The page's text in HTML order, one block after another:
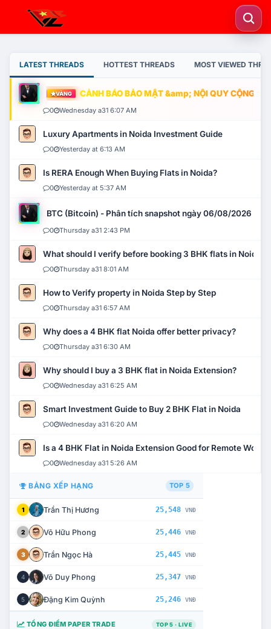
LATEST THREADS HOTTEST THREADS MOST VIEWED
VÀNG CẢNH BÁO BẢO MẬT &amp; NỘI QUY CỘNG
0 Wednesday a31 6:07 AM
Luxury Apartments in Noida Investment Guide
0 Yesterday at 6:13 AM
Is RERA Enough When Buying Flats in Noida?
0 Yesterday at 5:37 AM
BTC (Bitcoin) - Phân tích snapshot ngày 06/08/2026
0 Thursday a31 2:43 PM
What should I verify before booking 3 BHK flats in Noida?
0 Thursday a31 8:01 AM
How to Verify property in Noida Step by Step
0 Thursday a31 6:57 AM
Why does a 4 BHK flat Noida offer better privacy?
0 Thursday a31 6:30 AM
Why should I buy a 3 BHK flat in Noida Extension?
0 Wednesday a31 6:25 AM
Smart Investment Guide to Buy 2 BHK Flat in Noida
0 Wednesday a31 6:20 AM
Is a 4 BHK Flat in Noida Extension Good for Remote Work?
0 Wednesday a31 5:26 AM
BẢNG XẾP HẠNG TOP 5
1 Trần Thị Hương 25,548 VNĐ
2 Võ Hữu Phong 25,446 VNĐ
3 Trần Ngọc Hà 25,445 VNĐ
4 Võ Duy Phong 25,347 VNĐ
5 Đặng Kim Quỳnh 25,246 VNĐ
TỔNG ĐIỂM PAPER TRADE TOP 5 · LIVE